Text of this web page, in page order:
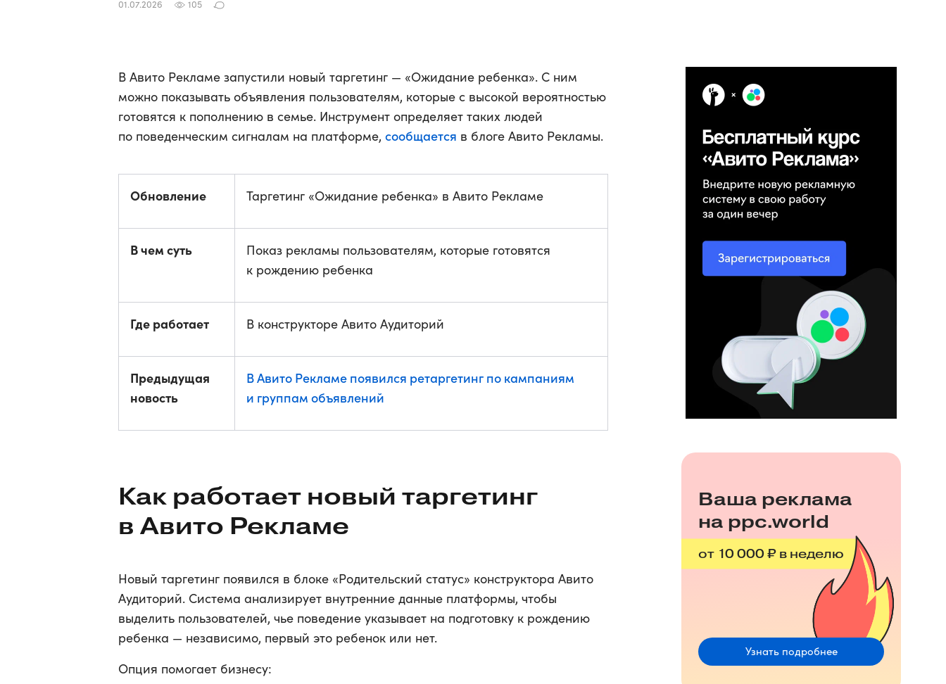
01.07.2026 105
В Авито Рекламе запустили новый таргетинг — «Ожидание ребенка». С ним
можно показывать объявления пользователям, которые с высокой вероятностью
готовятся к пополнению в семье. Инструмент определяет таких людей
по поведенческим сигналам на платформе, сообщается в блоге Авито Рекламы.
Обновление Таргетинг «Ожидание ребенка» в Авито Рекламе
В чем суть
Показ рекламы пользователям, которые готовятся
к рождению ребенка
Где работает В конструкторе Авито Аудиторий
Предыдущая
новость
В Авито Рекламе появился ретаргетинг по кампаниям
и группам объявлений
Как работает новый таргетинг
в Авито Рекламе
Новый таргетинг появился в блоке «Родительский статус» конструктора Авито
Аудиторий. Система анализирует внутренние данные платформы, чтобы
выделить пользователей, чье поведение указывает на подготовку к рождению
ребенка — независимо, первый это ребенок или нет.
Опция помогает бизнесу:
Ваша реклама
на ppc.world
от 10 000 ₽ в неделю
Узнать подробнее